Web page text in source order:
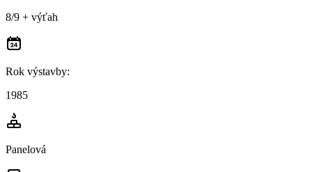
8/9 + výťah
Rok výstavby:
1985
Panelová